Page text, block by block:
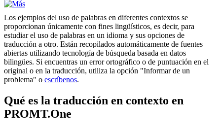
Los ejemplos del uso de palabras en diferentes contextos se
proporcionan únicamente con fines lingüísticos, es decir, para
estudiar el uso de palabras en un idioma y sus opciones de
traducción a otro. Están recopilados automáticamente de fuentes
abiertas utilizando tecnología de búsqueda basada en datos
bilingües. Si encuentras un error ortográfico o de puntuación en el
original o en la traducción, utiliza la opción "Informar de un
problema" o escríbenos.
Qué es la traducción en contexto en
PROMT.One